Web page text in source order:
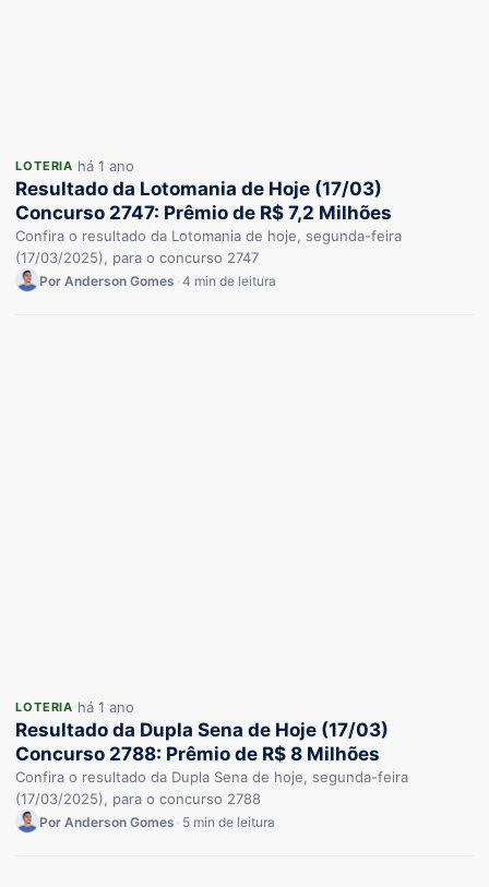
LOTERIA há 1 ano
Resultado da Lotomania de Hoje (17/03)
Concurso 2747: Prêmio de R$ 7,2 Milhões
Confira o resultado da Lotomania de hoje, segunda-feira
(17/03/2025), para o concurso 2747
Por Anderson Gomes 4 min de leitura
LOTERIA há 1 ano
Resultado da Dupla Sena de Hoje (17/03)
Concurso 2788: Prêmio de R$ 8 Milhões
Confira o resultado da Dupla Sena de hoje, segunda-feira
(17/03/2025), para o concurso 2788
Por Anderson Gomes 5 min de leitura